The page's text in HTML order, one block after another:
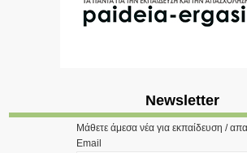
Newsletter
Μάθετε άμεσα νέα για εκπαίδευση /
Email